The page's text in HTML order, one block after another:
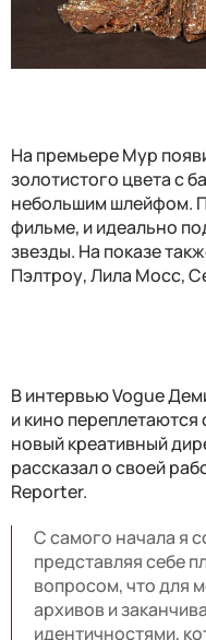
На премьере Мур
золотистого цвета с
небольшим шлейфом.
фильме, и идеально
звезды. На показе
Пэлтроу, Лила Мосс,
В интервью Vogue
и кино
новый креативный
рассказал о своей
Reporter.
С самого начала я
представляя себе
вопросом, что для
архивов и
идентичностями,